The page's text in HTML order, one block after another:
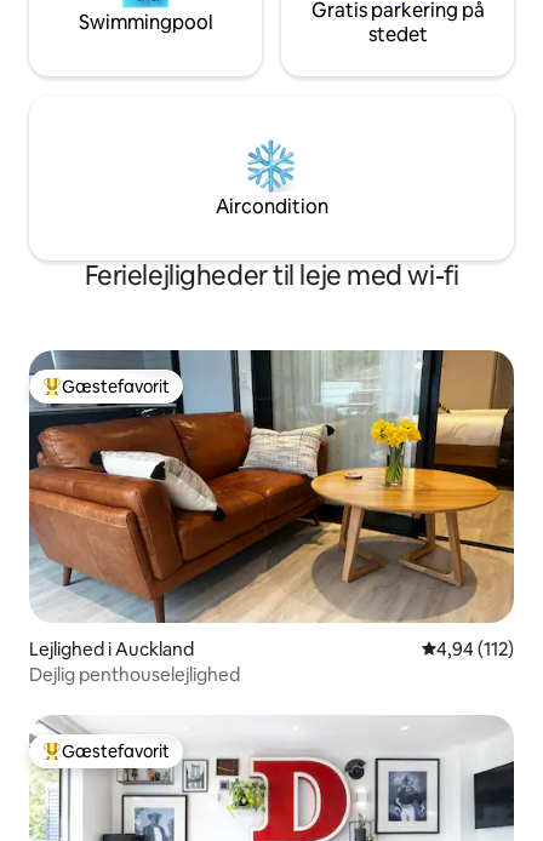
Swimmingpool
Gratis parkering på
stedet
Aircondition
Ferielejligheder til leje med wi-fi
Bedste gæstefavorit
Gæstefavorit
Lejlighed i Auckland 4,94 ud af 5 i
4,94 (112)
Dejlig penthouselejlighed
Bedste gæstefavorit
Gæstefavorit